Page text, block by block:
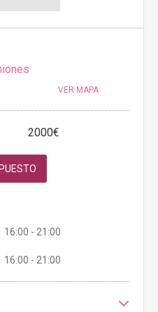
VER MAPA
2000€
- 21:00
- 21:00